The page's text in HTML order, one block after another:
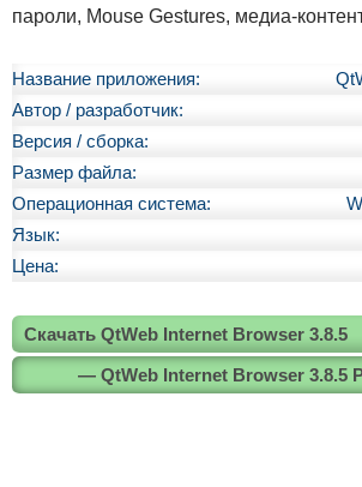
пароли, Mouse Gestures, медиа-
Название приложения:
Автор / разработчик:
Версия / сборка:
Размер файла:
Операционная система:
Язык:
Цена:
Скачать QtWeb Internet Browser 3.8.5
— QtWeb Internet Browser 3.8.5